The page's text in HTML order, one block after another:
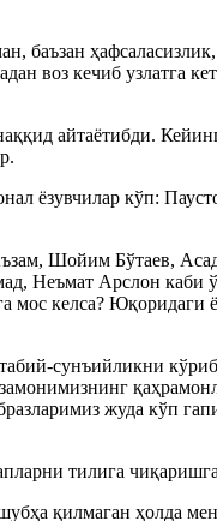
баъзан
воз кечиб узлатга
айтаётибди.
ёзувчилар кўп:
Шойим Бўтаев,
Арслон каби
мос келса?
сунъийликни
жуда кўп
тилига
қилмаган ҳолда